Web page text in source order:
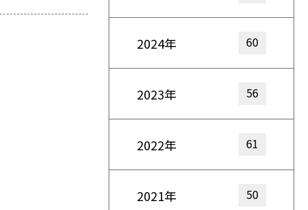
2024年 60
2023年 56
2022年 61
2021年 50